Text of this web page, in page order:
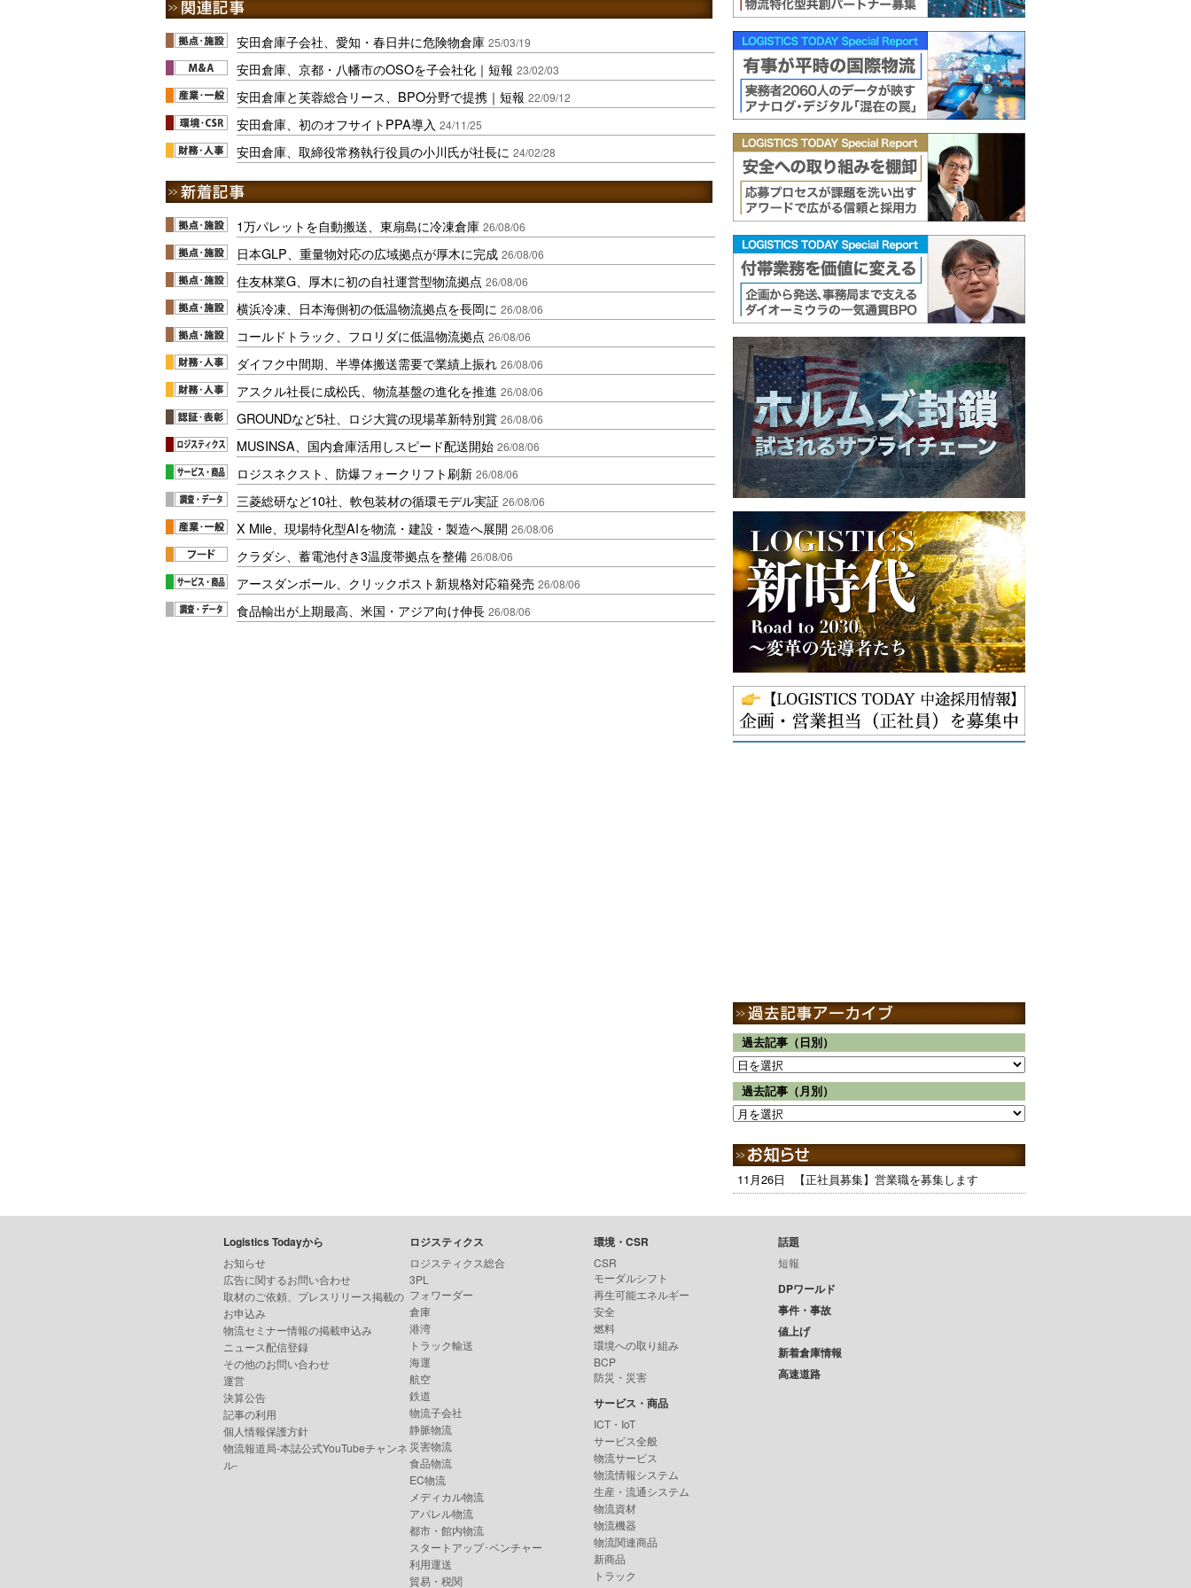
安田倉庫子会社、愛知・春日井に危険物倉庫 25/03/19
安田倉庫、京都・八幡市のOSOを子会社化｜短報 23/02/03
安田倉庫と芙蓉総合リース、BPO分野で提携｜短報 22/09/12
安田倉庫、初のオフサイトPPA導入 24/11/25
安田倉庫、取締役常務執行役員の小川氏が社長に 24/02/28
1万パレットを自動搬送、東扇島に冷凍倉庫 26/08/06
日本GLP、重量物対応の広域拠点が厚木に完成 26/08/06
住友林業G、厚木に初の自社運営型物流拠点 26/08/06
横浜冷凍、日本海側初の低温物流拠点を長岡に 26/08/06
コールドトラック、フロリダに低温物流拠点 26/08/06
ダイフク中間期、半導体搬送需要で業績上振れ 26/08/06
アスクル社長に成松氏、物流基盤の進化を推進 26/08/06
GROUNDなど5社、ロジ大賞の現場革新特別賞 26/08/06
MUSINSA、国内倉庫活用しスピード配送開始 26/08/06
ロジスネクスト、防爆フォークリフト刷新 26/08/06
三菱総研など10社、軟包装材の循環モデル実証 26/08/06
X Mile、現場特化型AIを物流・建設・製造へ展開 26/08/06
クラダシ、蓄電池付き3温度帯拠点を整備 26/08/06
アースダンボール、クリックポスト新規格対応箱発売 26/08/06
食品輸出が上期最高、米国・アジア向け伸長 26/08/06
過去記事（日別）
過去記事（月別）
11月26日 【正社員募集】営業職を募集します
Logistics Todayから
お知らせ
広告に関するお問い合わせ
取材のご依頼、プレスリリース掲載の
お申込み
物流セミナー情報の掲載申込み
ニュース配信登録
その他のお問い合わせ
運営
決算公告
記事の利用
個人情報保護方針
物流報道局-本誌公式YouTubeチャンネ
ル-
ロジスティクス
ロジスティクス総合
3PL
フォワーダー
倉庫
港湾
トラック輸送
海運
航空
鉄道
物流子会社
静脈物流
災害物流
食品物流
EC物流
メディカル物流
アパレル物流
都市・館内物流
スタートアップ･ベンチャー
利用運送
貿易・税関
環境・CSR
CSR
モーダルシフト
再生可能エネルギー
安全
燃料
環境への取り組み
BCP
防災・災害
サービス・商品
ICT・IoT
サービス全般
物流サービス
物流情報システム
生産・流通システム
物流資材
物流機器
物流関連商品
新商品
トラック
話題
短報
DPワールド
事件・事故
値上げ
新着倉庫情報
高速道路